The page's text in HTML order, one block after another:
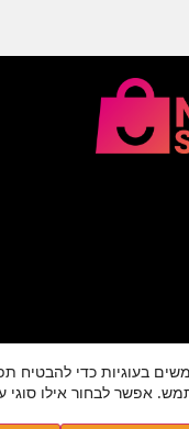
בעוגיות כדי להבטיח
אפשר לבחור אילו סוגי